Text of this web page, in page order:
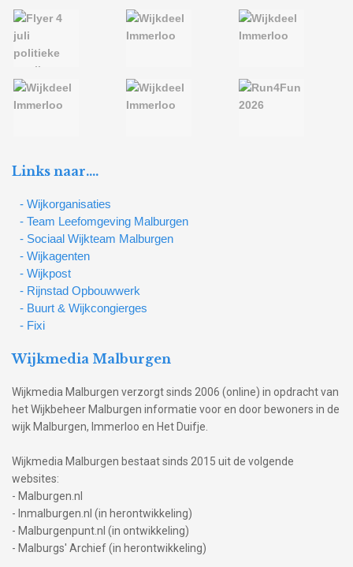
Links naar….
- Wijkorganisaties
- Team Leefomgeving Malburgen
- Sociaal Wijkteam Malburgen
- Wijkagenten
- Wijkpost
- Rijnstad Opbouwwerk
- Buurt & Wijkcongierges
- Fixi
Wijkmedia Malburgen
Wijkmedia Malburgen verzorgt sinds 2006 (online) in opdracht van
het Wijkbeheer Malburgen informatie voor en door bewoners in de
wijk Malburgen, Immerloo en Het Duifje.
Wijkmedia Malburgen bestaat sinds 2015 uit de volgende
websites:
- Malburgen.nl
- Inmalburgen.nl (in herontwikkeling)
- Malburgenpunt.nl (in ontwikkeling)
- Malburgs' Archief (in herontwikkeling)